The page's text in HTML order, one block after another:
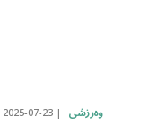
وەرزشی 2025-07-23